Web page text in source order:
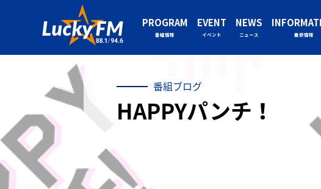
PROGRAM
番組情報
EVENT
イベント
NEWS
ニュース 最新情報
番組ブログ
HAPPYパンチ！